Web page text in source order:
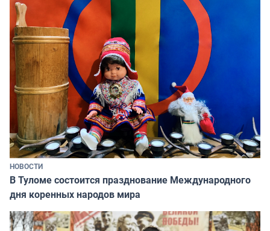
НОВОСТИ
В Туломе состоится празднование Международного
дня коренных народов мира